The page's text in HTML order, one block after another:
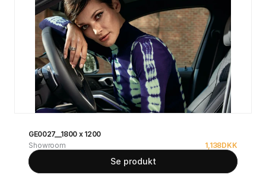
GE0027__1800 x 1200
Showroom
1,138DKK
Se produkt